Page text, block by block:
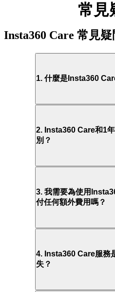
常見
Insta360 Care 常見疑
1. 什麼是Insta360
2. Insta360 Care和1
別？
3. 我需要為使用
付任何額外費用嗎？
4. Insta360 Care服務
失？